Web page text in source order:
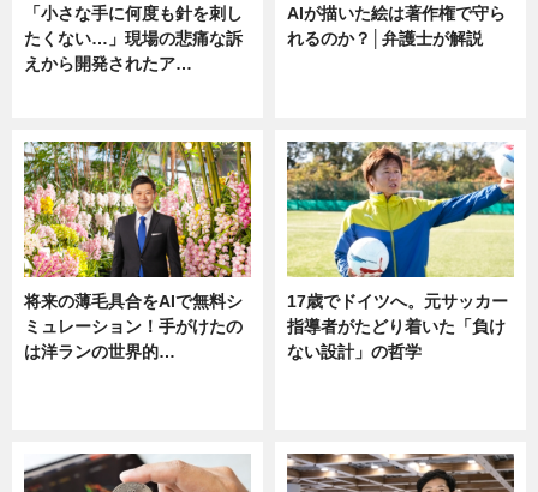
「小さな手に何度も針を刺し
たくない…」現場の悲痛な訴
えから開発されたア…
AIが描いた絵は著作権で守ら
れるのか？│弁護士が解説
将来の薄毛具合をAIで無料シ
ミュレーション！手がけたの
は洋ランの世界的…
17歳でドイツへ。元サッカー
指導者がたどり着いた「負け
ない設計」の哲学